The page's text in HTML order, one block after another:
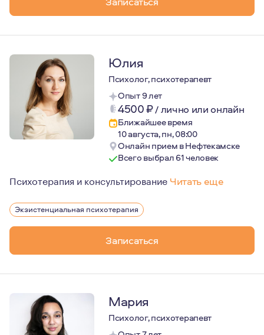
Юлия
Психолог, психотерапевт
Опыт 9 лет
4500₽/лично или онлайн
Ближайшее время
10 августа, пн, 08:00
Онлайн прием в Нефтекамске
Всего выбрал 61 человек
Психотерапия и консультирование Читать еще
Мой путь в психотерапии начался в 2012 году. С тех
Экзистенциальная психотерапия
Записаться
Мария
Психолог, психотерапевт